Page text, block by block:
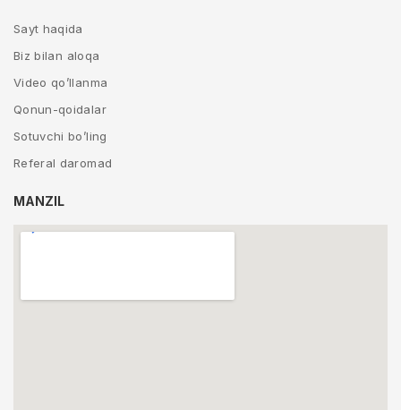
Sayt haqida
Biz bilan aloqa
Video qo’llanma
Qonun-qoidalar
Sotuvchi bo’ling
Referal daromad
MANZIL